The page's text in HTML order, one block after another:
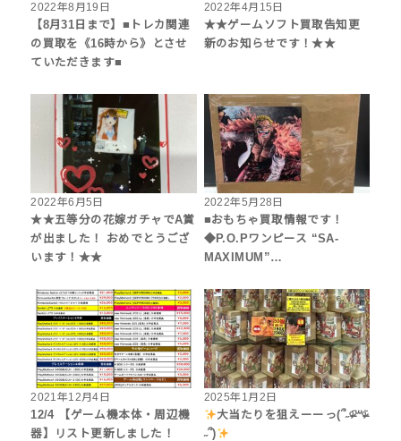
2022年8月19日
【8月31日まで】■トレカ関連
の買取を《16時から》とさせ
ていただきます■
2022年4月15日
★★ゲームソフト買取告知更
新のお知らせです！★★
2022年6月5日
★★五等分の花嫁ガチャでA賞
が出ました！ おめでとうござ
います！★★
2022年5月28日
■おもちゃ買取情報です！
◆P.O.Pワンピース “SA-
MAXIMUM”…
2021年12月4日
12/4 【ゲーム機本体・周辺機
器】リスト更新しました！
2025年1月2日
大当たりを狙えーーっ(՞˶ᵒ̴̶̷᷄꒳ᵒ̴̶̷᷅
˶՞)